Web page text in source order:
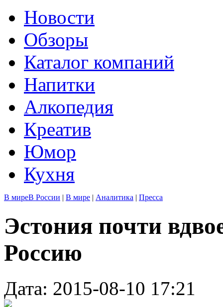
Новости
Обзоры
Каталог компаний
Напитки
Алкопедия
Креатив
Юмор
Кухня
В миреВ России | В мире | Аналитика | Пресса
Эстония почти
Россию
Дата: 2015-08-10 17:21